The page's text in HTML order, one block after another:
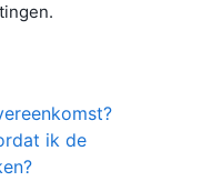
ik de